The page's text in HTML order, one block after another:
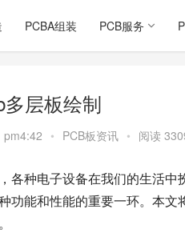
PCBA组装 PCB服务
层板绘制
pm4:42 • PCB板资讯 • 阅读
各种电子设备在我们的生活
功能和性能的重要一环。本